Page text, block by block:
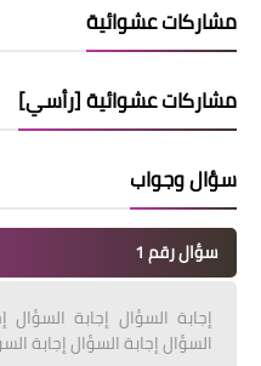
مشاركات عشوائية
مشاركات عشوائية [رأسي]
سؤال وجواب
سؤال رقم 1
إجابة السؤال إجابة السؤال
السؤال إجابة السؤال إجابة